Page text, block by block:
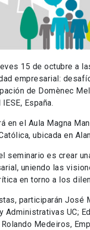
15 de octubre a
empresarial:
de Domènec
España.
en el Aula Magna
ubicada en
seminario es crear
uniendo las
en torno a los
participarán José
Administrativas UC;
Medeiros,